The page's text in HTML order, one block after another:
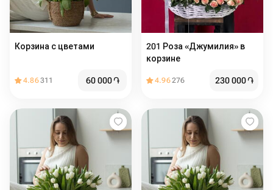
Корзина с цветами ️
4.86311 60 000֏
201 Роза «Джумилия» в
корзине
4.96276 230 000֏